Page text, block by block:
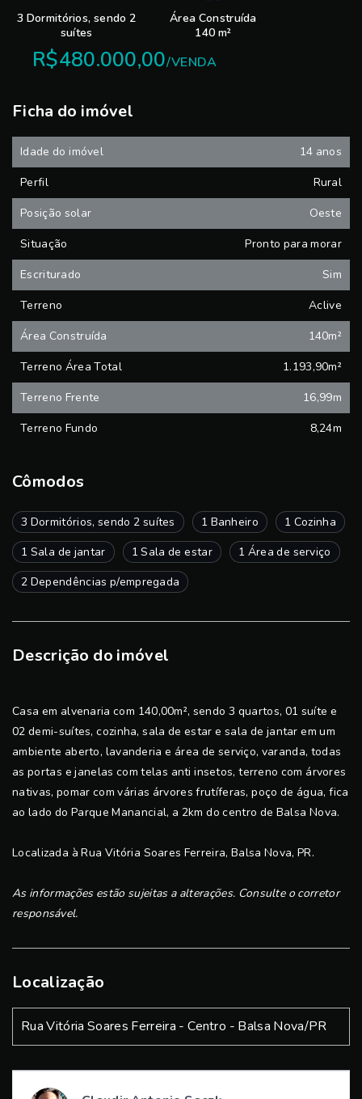
3 Dormitórios, sendo 2
suítes
Área Construída
140 m²
R$480.000,00/VENDA
Cômodos
3 Dormitórios, sendo 2 suítes 1 Banheiro
1 Cozinha
1 Sala de jantar
1 Sala de estar
1 Área de serviço
2 Dependências p/empregada
Descrição do imóvel
Casa em alvenaria com 140,00m², sendo 3 quartos, 01 suíte e
02 demi-suítes, cozinha, sala de estar e sala de jantar em um
ambiente aberto, lavanderia e área de serviço, varanda, todas
as portas e janelas com telas anti insetos, terreno com árvores
nativas, pomar com várias árvores frutíferas, poço de água, fica
ao lado do Parque Manancial, a 2km do centro de Balsa Nova.
Localizada à Rua Vitória Soares Ferreira, Balsa Nova, PR.
As informações estão sujeitas a alterações. Consulte o corretor
responsável.
Localização
Rua Vitória Soares Ferreira - Centro - Balsa Nova/PR
Ficha do imóvel
Idade do imóvel
14 anos
Perfil
Rural
Posição solar
Oeste
Situação
Pronto para morar
Escriturado
Sim
Terreno
Aclive
Área Construída
140m²
Terreno Área Total
1.193,90m²
Terreno Frente
16,99m
Terreno Fundo
8,24m